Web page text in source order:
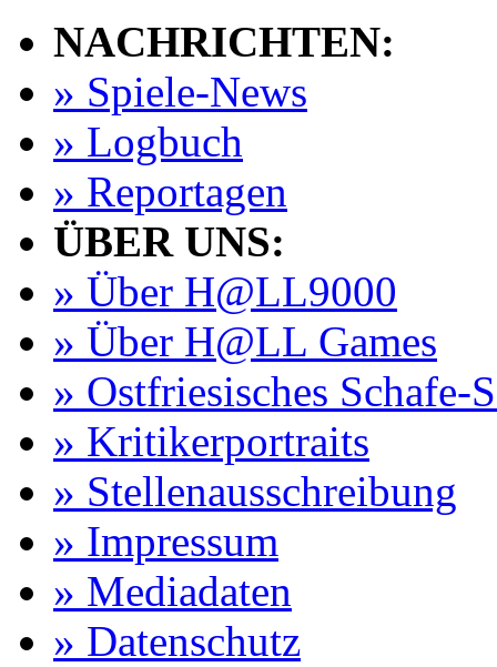
NACHRICHTEN:
» Spiele-News
» Logbuch
» Reportagen
ÜBER UNS:
» Über H@LL9000
» Über H@LL Games
» Ostfriesisches Schafe-
» Kritikerportraits
» Stellenausschreibung
» Impressum
» Mediadaten
» Datenschutz